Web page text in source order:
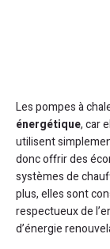
Les pompes à
énergétique, car
utilisent
donc offrir des
systèmes de
plus, elles sont
respectueux de
d’énergie